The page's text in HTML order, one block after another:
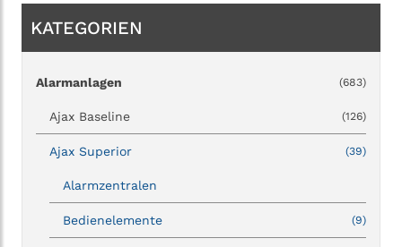
KATEGORIEN
Alarmanlagen (683)
Ajax Baseline (126)
Ajax Superior (39)
Alarmzentralen
Bedienelemente (9)